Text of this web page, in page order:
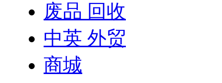
废品 回收
中英 外贸
商城